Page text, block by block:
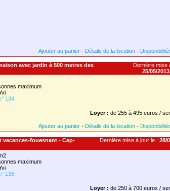
Ajouter au panier - Détails de la location -
avec jardin à 500 metres des
Dernière mise
25/05/
maximum
134
Loyer : de 255 à 495 euros /
Ajouter au panier - Détails de la location -
vacances-fouesnant - Cap-
Dernière mise à jour le : 28/
maximum
136
Loyer : de 250 à 700 euros /